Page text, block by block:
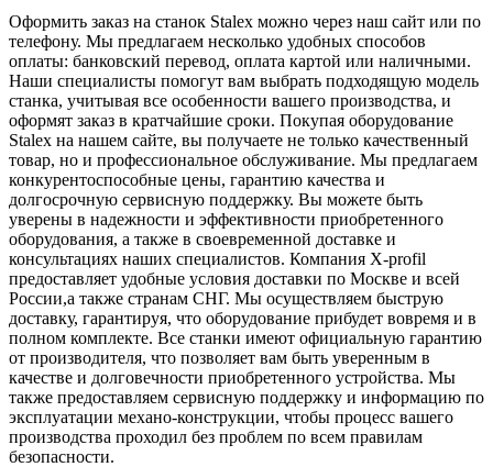
Оформить заказ на станок Stalex можно через наш сайт или по
телефону. Мы предлагаем несколько удобных способов
оплаты: банковский перевод, оплата картой или наличными.
Наши специалисты помогут вам выбрать подходящую модель
станка, учитывая все особенности вашего производства, и
оформят заказ в кратчайшие сроки. Покупая оборудование
Stalex на нашем сайте, вы получаете не только качественный
товар, но и профессиональное обслуживание. Мы предлагаем
конкурентоспособные цены, гарантию качества и
долгосрочную сервисную поддержку. Вы можете быть
уверены в надежности и эффективности приобретенного
оборудования, а также в своевременной доставке и
консультациях наших специалистов. Компания X-profil
предоставляет удобные условия доставки по Москве и всей
России,а также странам СНГ. Мы осуществляем быструю
доставку, гарантируя, что оборудование прибудет вовремя и в
полном комплекте. Все станки имеют официальную гарантию
от производителя, что позволяет вам быть уверенным в
качестве и долговечности приобретенного устройства. Мы
также предоставляем сервисную поддержку и информацию по
эксплуатации механо-конструкции, чтобы процесс вашего
производства проходил без проблем по всем правилам
безопасности.